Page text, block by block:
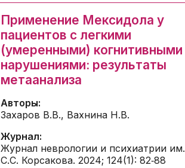
Применение Мексидола у
пациентов с легкими
(умеренными) когнитивными
нарушениями: результаты
метаанализа
Авторы:
Захаров В.В., Вахнина Н.В.
Журнал:
Журнал неврологии и психиатрии им.
С.С. Корсакова. 2024; 124(1): 82‑88